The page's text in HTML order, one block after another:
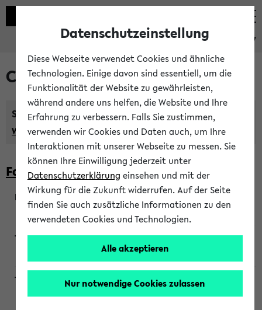
eKVV
Courses taught in English
Semester:
WiSe 2026/2027 SoSe 2026 Previous...
Faculty of Biology
200923
Wendisch, Peters-Wendisch, Stegelmann
Projektmodul "Bakterielle Biotechnologie"
Datenschutzeinstellung
Diese Webseite verwendet Cookies und ähnliche
Technologien. Einige davon sind essentiell, um die
Funktionalität der Website zu gewährleisten,
während andere uns helfen, die Website und Ihre
Erfahrung zu verbessern. Falls Sie zustimmen,
verwenden wir Cookies und Daten auch, um Ihre
Interaktionen mit unserer Webseite zu messen. Sie
können Ihre Einwilligung jederzeit unter
Datenschutzerklärung einsehen und mit der
Wirkung für die Zukunft widerrufen. Auf der Seite
finden Sie auch zusätzliche Informationen zu den
verwendeten Cookies und Technologien.
Alle akzeptieren
Nur notwendige Cookies zulassen